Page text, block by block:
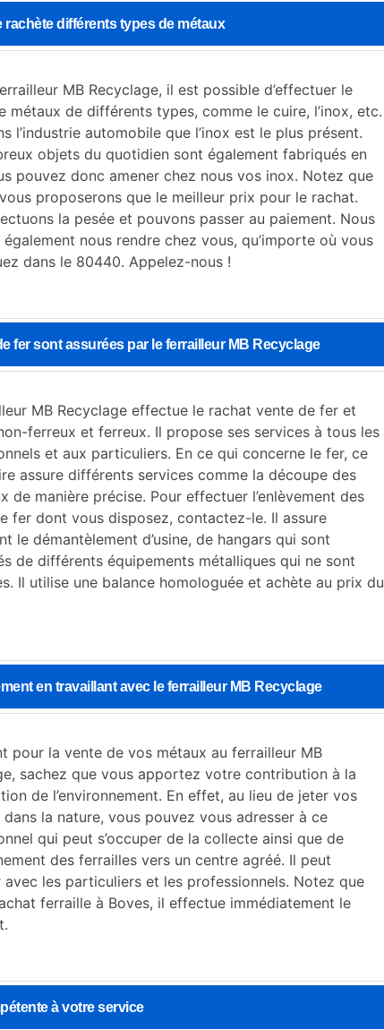
rachète différents types de métaux
MB Recyclage, il est possible d’effectuer le
métaux de différents types, comme le cuire, l’inox, etc.
l’industrie automobile que l’inox est le plus présent.
objets du quotidien sont également fabriqués en
pouvez donc amener chez nous vos inox. Notez que
proposerons que le meilleur prix pour le rachat.
la pesée et pouvons passer au paiement. Nous
nous rendre chez vous, qu’importe où vous
dans le 80440. Appelez-nous !
fer sont assurées par le ferrailleur MB Recyclage
MB Recyclage effectue le rachat vente de fer et
ferreux et ferreux. Il propose ses services à tous les
et aux particuliers. En ce qui concerne le fer, ce
assure différents services comme la découpe des
de manière précise. Pour effectuer l’enlèvement des
fer dont vous disposez, contactez-le. Il assure
le démantèlement d’usine, de hangars qui sont
de différents équipements métalliques qui ne sont
Il utilise une balance homologuée et achète au prix du
en travaillant avec le ferrailleur MB Recyclage
pour la vente de vos métaux au ferrailleur MB
sachez que vous apportez votre contribution à la
de l’environnement. En effet, au lieu de jeter vos
la nature, vous pouvez vous adresser à ce
qui peut s’occuper de la collecte ainsi que de
des ferrailles vers un centre agréé. Il peut
avec les particuliers et les professionnels. Notez que
ferraille à Boves, il effectue immédiatement le
à votre service